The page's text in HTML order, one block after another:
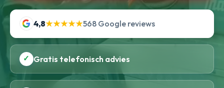
4,8★★★★★568 Google reviews
✓ Gratis telefonisch advies